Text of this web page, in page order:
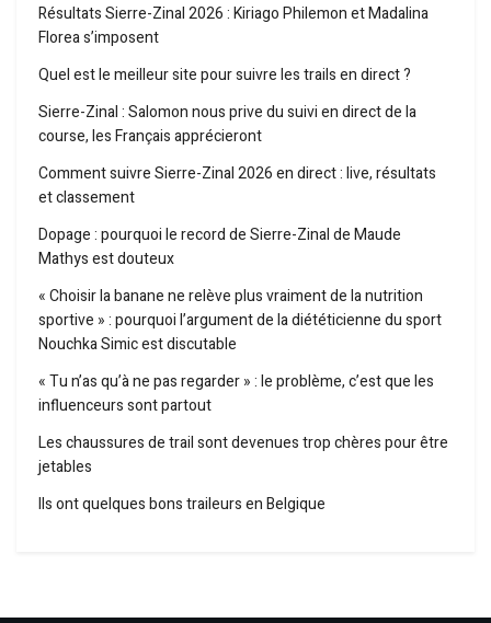
Résultats Sierre-Zinal 2026 : Kiriago Philemon et Madalina
Florea s’imposent
Quel est le meilleur site pour suivre les trails en direct ?
Sierre-Zinal : Salomon nous prive du suivi en direct de la
course, les Français apprécieront
Comment suivre Sierre-Zinal 2026 en direct : live, résultats
et classement
Dopage : pourquoi le record de Sierre-Zinal de Maude
Mathys est douteux
« Choisir la banane ne relève plus vraiment de la nutrition
sportive » : pourquoi l’argument de la diététicienne du sport
Nouchka Simic est discutable
« Tu n’as qu’à ne pas regarder » : le problème, c’est que les
influenceurs sont partout
Les chaussures de trail sont devenues trop chères pour être
jetables
Ils ont quelques bons traileurs en Belgique